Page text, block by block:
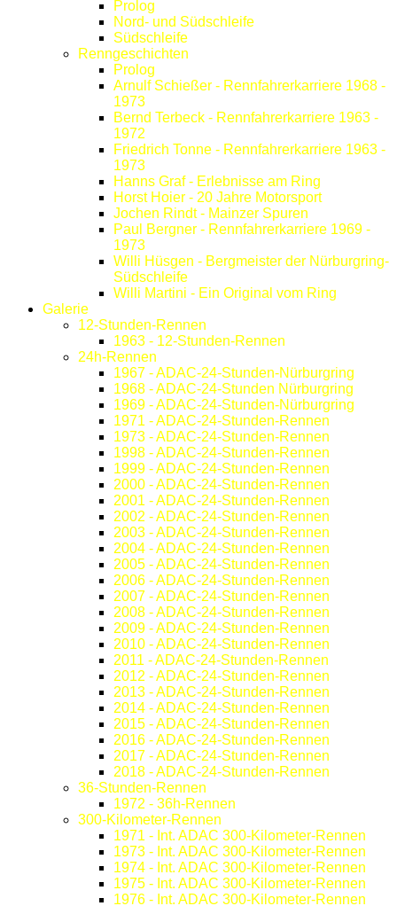
Prolog
Nord- und Südschleife
Südschleife
Renngeschichten
Prolog
Arnulf Schießer - Rennfahrerkarriere 1968 -
1973
Bernd Terbeck - Rennfahrerkarriere 1963 -
1972
Friedrich Tonne - Rennfahrerkarriere 1963 -
1973
Hanns Graf - Erlebnisse am Ring
Horst Hoier - 20 Jahre Motorsport
Jochen Rindt - Mainzer Spuren
Paul Bergner - Rennfahrerkarriere 1969 -
1973
Willi Hüsgen - Bergmeister der Nürburgring-
Südschleife
Willi Martini - Ein Original vom Ring
Galerie
12-Stunden-Rennen
1963 - 12-Stunden-Rennen
24h-Rennen
1967 - ADAC-24-Stunden-Nürburgring
1968 - ADAC-24-Stunden Nürburgring
1969 - ADAC-24-Stunden-Nürburgring
1971 - ADAC-24-Stunden-Rennen
1973 - ADAC-24-Stunden-Rennen
1998 - ADAC-24-Stunden-Rennen
1999 - ADAC-24-Stunden-Rennen
2000 - ADAC-24-Stunden-Rennen
2001 - ADAC-24-Stunden-Rennen
2002 - ADAC-24-Stunden-Rennen
2003 - ADAC-24-Stunden-Rennen
2004 - ADAC-24-Stunden-Rennen
2005 - ADAC-24-Stunden-Rennen
2006 - ADAC-24-Stunden-Rennen
2007 - ADAC-24-Stunden-Rennen
2008 - ADAC-24-Stunden-Rennen
2009 - ADAC-24-Stunden-Rennen
2010 - ADAC-24-Stunden-Rennen
2011 - ADAC-24-Stunden-Rennen
2012 - ADAC-24-Stunden-Rennen
2013 - ADAC-24-Stunden-Rennen
2014 - ADAC-24-Stunden-Rennen
2015 - ADAC-24-Stunden-Rennen
2016 - ADAC-24-Stunden-Rennen
2017 - ADAC-24-Stunden-Rennen
2018 - ADAC-24-Stunden-Rennen
36-Stunden-Rennen
1972 - 36h-Rennen
300-Kilometer-Rennen
1971 - Int. ADAC 300-Kilometer-Rennen
1973 - Int. ADAC 300-Kilometer-Rennen
1974 - Int. ADAC 300-Kilometer-Rennen
1975 - Int. ADAC 300-Kilometer-Rennen
1976 - Int. ADAC 300-Kilometer-Rennen